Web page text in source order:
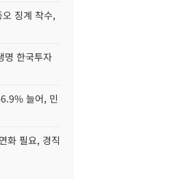
징계 착수,
명 한국투자
늘어, 민
화 필요, 경직